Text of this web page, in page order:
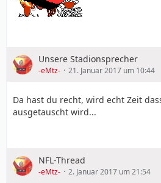
Unsere Stadionsprecher
-eMtz- 21. Januar 2017 um 10:44
Da hast du recht, wird echt Zeit
ausgetauscht wird...
NFL-Thread
-eMtz- 2. Januar 2017 um 21:54